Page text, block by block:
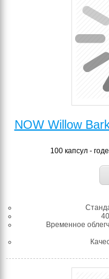
NOW Willow
100 капсул -
Временное